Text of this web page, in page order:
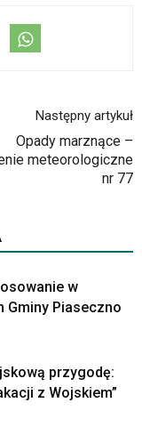
Następny artykuł
Opady marznące –
meteorologiczne
nr 77
w
Gminy Piaseczno
przygodę:
z Wojskiem”